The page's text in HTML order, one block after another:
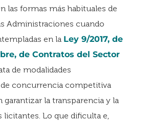
las formas más habituales de
Administraciones cuando
en la Ley 9/2017, de
de Contratos del Sector
de modalidades
concurrencia competitiva
garantizar la transparencia y la
licitantes. Lo que dificulta e,